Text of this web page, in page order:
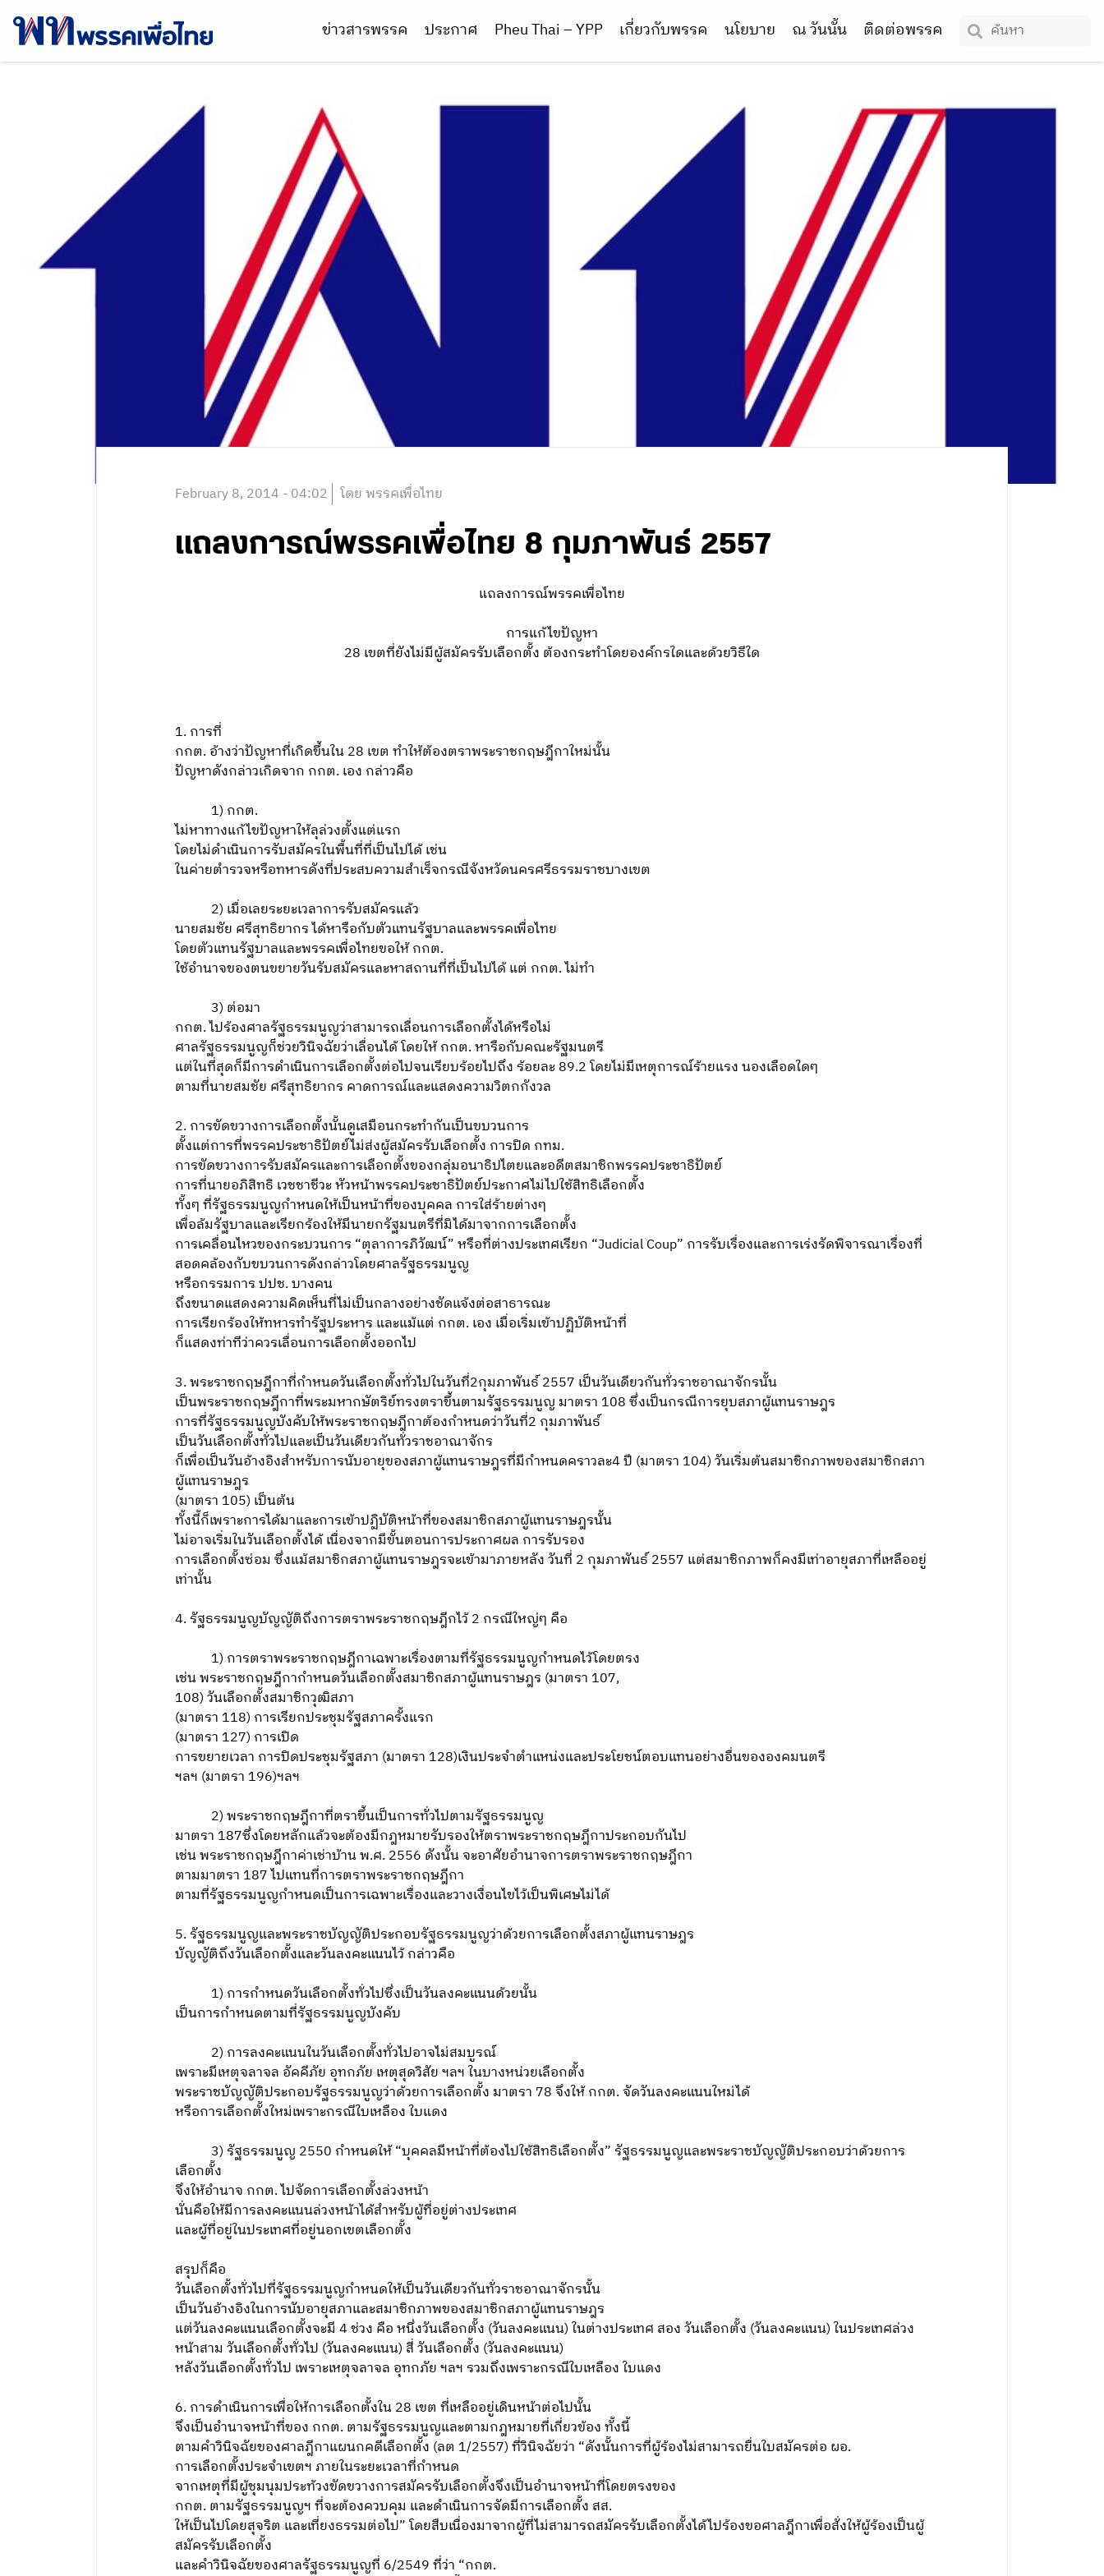
ข่าวสารพรรค ประกาศ Pheu Thai – YPP เกี่ยวกับพรรค นโยบาย ณ วันนั้น ติดต่อพรรค
February 8, 2014 - 04:02 โดย พรรคเพื่อไทย
แถลงการณ์พรรคเพื่อไทย 8 กุมภาพันธ์ 2557
แถลงการณ์พรรคเพื่อไทย
การแก้ไขปัญหา
28 เขตที่ยังไม่มีผู้สมัครรับเลือกตั้ง ต้องกระทำโดยองค์กรใดและด้วยวิธีใด
1. การที่
กกต. อ้างว่าปัญหาที่เกิดขึ้นใน 28 เขต ทำให้ต้องตราพระราชกฤษฎีกาใหม่นั้น
ปัญหาดังกล่าวเกิดจาก กกต. เอง กล่าวคือ
1) กกต.
ไม่หาทางแก้ไขปัญหาให้ลุล่วงตั้งแต่แรก
โดยไม่ดำเนินการรับสมัครในพื้นที่ที่เป็นไปได้ เช่น
ในค่ายตำรวจหรือทหารดังที่ประสบความสำเร็จกรณีจังหวัดนครศรีธรรมราชบางเขต
2) เมื่อเลยระยะเวลาการรับสมัครแล้ว
นายสมชัย ศรีสุทธิยากร ได้หารือกับตัวแทนรัฐบาลและพรรคเพื่อไทย
โดยตัวแทนรัฐบาลและพรรคเพื่อไทยขอให้ กกต.
ใช้อำนาจของตนขยายวันรับสมัครและหาสถานที่ที่เป็นไปได้ แต่ กกต. ไม่ทำ
3) ต่อมา
กกต. ไปร้องศาลรัฐธรรมนูญว่าสามารถเลื่อนการเลือกตั้งได้หรือไม่
ศาลรัฐธรรมนูญก็ช่วยวินิจฉัยว่าเลื่อนได้ โดยให้ กกต. หารือกับคณะรัฐมนตรี
แต่ในที่สุดก็มีการดำเนินการเลือกตั้งต่อไปจนเรียบร้อยไปถึง ร้อยละ 89.2 โดยไม่มีเหตุการณ์ร้ายแรง นองเลือดใดๆ
ตามที่นายสมชัย ศรีสุทธิยากร คาดการณ์และแสดงความวิตกกังวล
2. การขัดขวางการเลือกตั้งนั้นดูเสมือนกระทำกันเป็นขบวนการ
ตั้งแต่การที่พรรคประชาธิปัตย์ไม่ส่งผู้สมัครรับเลือกตั้ง การปิด กทม.
การขัดขวางการรับสมัครและการเลือกตั้งของกลุ่มอนาธิปไตยและอดีตสมาชิกพรรคประชาธิปัตย์
การที่นายอภิสิทธิ เวชชาชีวะ หัวหน้าพรรคประชาธิปัตย์ประกาศไม่ไปใช้สิทธิเลือกตั้ง
ทั้งๆ ที่รัฐธรรมนูญกำหนดให้เป็นหน้าที่ของบุคคล การใส่ร้ายต่างๆ
เพื่อล้มรัฐบาลและเรียกร้องให้มีนายกรัฐมนตรีที่มิได้มาจากการเลือกตั้ง
การเคลื่อนไหวของกระบวนการ “ตุลาการภิวัฒน์” หรือที่ต่างประเทศเรียก “Judicial Coup” การรับเรื่องและการเร่งรัดพิจารณาเรื่องที่
สอดคล้องกับขบวนการดังกล่าวโดยศาลรัฐธรรมนูญ
หรือกรรมการ ปปช. บางคน
ถึงขนาดแสดงความคิดเห็นที่ไม่เป็นกลางอย่างชัดแจ้งต่อสาธารณะ
การเรียกร้องให้ทหารทำรัฐประหาร และแม้แต่ กกต. เอง เมื่อเริ่มเข้าปฏิบัติหน้าที่
ก็แสดงท่าทีว่าควรเลื่อนการเลือกตั้งออกไป
3. พระราชกฤษฎีกาที่กำหนดวันเลือกตั้งทั่วไปในวันที่2กุมภาพันธ์ 2557 เป็นวันเดียวกันทั่วราชอาณาจักรนั้น
เป็นพระราชกฤษฎีกาที่พระมหากษัตริย์ทรงตราขึ้นตามรัฐธรรมนูญ มาตรา 108 ซึ่งเป็นกรณีการยุบสภาผู้แทนราษฎร
การที่รัฐธรรมนูญบังคับให้พระราชกฤษฎีกาต้องกำหนดว่าวันที่2 กุมภาพันธ์
เป็นวันเลือกตั้งทั่วไปและเป็นวันเดียวกันทั่วราชอาณาจักร
ก็เพื่อเป็นวันอ้างอิงสำหรับการนับอายุของสภาผู้แทนราษฎรที่มีกำหนดคราวละ4 ปี (มาตรา 104) วันเริ่มต้นสมาชิกภาพของสมาชิกสภา
ผู้แทนราษฎร
(มาตรา 105) เป็นต้น
ทั้งนี้ก็เพราะการได้มาและการเข้าปฏิบัติหน้าที่ของสมาชิกสภาผู้แทนราษฎรนั้น
ไม่อาจเริ่มในวันเลือกตั้งได้ เนื่องจากมีขั้นตอนการประกาศผล การรับรอง
การเลือกตั้งซ่อม ซึ่งแม้สมาชิกสภาผู้แทนราษฎรจะเข้ามาภายหลัง วันที่ 2 กุมภาพันธ์ 2557 แต่สมาชิกภาพก็คงมีเท่าอายุสภาที่เหลืออยู่
เท่านั้น
4. รัฐธรรมนูญบัญญัติถึงการตราพระราชกฤษฎีกไว้ 2 กรณีใหญ่ๆ คือ
1) การตราพระราชกฤษฎีกาเฉพาะเรื่องตามที่รัฐธรรมนูญกำหนดไว้โดยตรง
เช่น พระราชกฤษฎีกากำหนดวันเลือกตั้งสมาชิกสภาผู้แทนราษฎร (มาตรา 107,
108) วันเลือกตั้งสมาชิกวุฒิสภา
(มาตรา 118) การเรียกประชุมรัฐสภาครั้งแรก
(มาตรา 127) การเปิด
การขยายเวลา การปิดประชุมรัฐสภา (มาตรา 128)เงินประจำตำแหน่งและประโยชน์ตอบแทนอย่างอื่นขององคมนตรี
ฯลฯ (มาตรา 196)ฯลฯ
2) พระราชกฤษฎีกาที่ตราขึ้นเป็นการทั่วไปตามรัฐธรรมนูญ
มาตรา 187ซึ่งโดยหลักแล้วจะต้องมีกฎหมายรับรองให้ตราพระราชกฤษฎีกาประกอบกันไป
เช่น พระราชกฤษฎีกาค่าเช่าบ้าน พ.ศ. 2556 ดังนั้น จะอาศัยอำนาจการตราพระราชกฤษฎีกา
ตามมาตรา 187 ไปแทนที่การตราพระราชกฤษฎีกา
ตามที่รัฐธรรมนูญกำหนดเป็นการเฉพาะเรื่องและวางเงื่อนไขไว้เป็นพิเศษไม่ได้
5. รัฐธรรมนูญและพระราชบัญญัติประกอบรัฐธรรมนูญว่าด้วยการเลือกตั้งสภาผู้แทนราษฎร
บัญญัติถึงวันเลือกตั้งและวันลงคะแนนไว้ กล่าวคือ
1) การกำหนดวันเลือกตั้งทั่วไปซึ่งเป็นวันลงคะแนนด้วยนั้น
เป็นการกำหนดตามที่รัฐธรรมนูญบังคับ
2) การลงคะแนนในวันเลือกตั้งทั่วไปอาจไม่สมบูรณ์
เพราะมีเหตุจลาจล อัคคีภัย อุทกภัย เหตุสุดวิสัย ฯลฯ ในบางหน่วยเลือกตั้ง
พระราชบัญญัติประกอบรัฐธรรมนูญว่าด้วยการเลือกตั้ง มาตรา 78 จึงให้ กกต. จัดวันลงคะแนนใหม่ได้
หรือการเลือกตั้งใหม่เพราะกรณีใบเหลือง ใบแดง
3) รัฐธรรมนูญ 2550 กำหนดให้ “บุคคลมีหน้าที่ต้องไปใช้สิทธิเลือกตั้ง” รัฐธรรมนูญและพระราชบัญญัติประกอบว่าด้วยการ
เลือกตั้ง
จึงให้อำนาจ กกต. ไปจัดการเลือกตั้งล่วงหน้า
นั่นคือให้มีการลงคะแนนล่วงหน้าได้สำหรับผู้ที่อยู่ต่างประเทศ
และผู้ที่อยู่ในประเทศที่อยู่นอกเขตเลือกตั้ง
สรุปก็คือ
วันเลือกตั้งทั่วไปที่รัฐธรรมนูญกำหนดให้เป็นวันเดียวกันทั่วราชอาณาจักรนั้น
เป็นวันอ้างอิงในการนับอายุสภาและสมาชิกภาพของสมาชิกสภาผู้แทนราษฎร
แต่วันลงคะแนนเลือกตั้งจะมี 4 ช่วง คือ หนึ่งวันเลือกตั้ง (วันลงคะแนน) ในต่างประเทศ สอง วันเลือกตั้ง (วันลงคะแนน) ในประเทศล่วง
หน้าสาม วันเลือกตั้งทั่วไป (วันลงคะแนน) สี่ วันเลือกตั้ง (วันลงคะแนน)
หลังวันเลือกตั้งทั่วไป เพราะเหตุจลาจล อุทกภัย ฯลฯ รวมถึงเพราะกรณีใบเหลือง ใบแดง
6. การดำเนินการเพื่อให้การเลือกตั้งใน 28 เขต ที่เหลืออยู่เดินหน้าต่อไปนั้น
จึงเป็นอำนาจหน้าที่ของ กกต. ตามรัฐธรรมนูญและตามกฎหมายที่เกี่ยวข้อง ทั้งนี้
ตามคำวินิจฉัยของศาลฎีกาแผนกคดีเลือกตั้ง (ลต 1/2557) ที่วินิจฉัยว่า “ดังนั้นการที่ผู้ร้องไม่สามารถยื่นใบสมัครต่อ ผอ.
การเลือกตั้งประจำเขตฯ ภายในระยะเวลาที่กำหนด
จากเหตุที่มีผู้ชุมนุมประท้วงขัดขวางการสมัครรับเลือกตั้งจึงเป็นอำนาจหน้าที่โดยตรงของ
กกต. ตามรัฐธรรมนูญฯ ที่จะต้องควบคุม และดำเนินการจัดมีการเลือกตั้ง สส.
ให้เป็นไปโดยสุจริต และเที่ยงธรรมต่อไป” โดยสืบเนื่องมาจากผู้ที่ไม่สามารถสมัครรับเลือกตั้งได้ไปร้องขอศาลฎีกาเพื่อสั่งให้ผู้ร้องเป็นผู้
สมัครรับเลือกตั้ง
และคำวินิจฉัยของศาลรัฐธรรมนูญที่ 6/2549 ที่ว่า “กกต.